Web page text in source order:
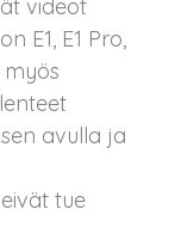
videot
E1, E1 Pro,
avulla ja
tue